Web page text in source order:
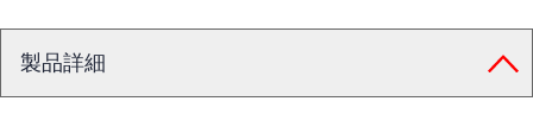
製品詳細